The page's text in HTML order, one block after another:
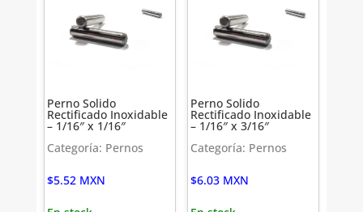
Perno Solido
Rectificado Inoxidable
– 1/16″ x 1/16″
Categoría: Pernos
$5.52 MXN
Perno Solido
Rectificado Inoxidable
– 1/16″ x 3/16″
Categoría: Pernos
$6.03 MXN